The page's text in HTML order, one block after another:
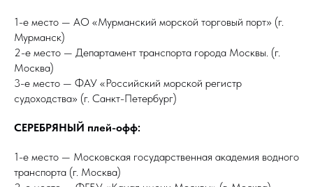
1-е место — АО «Мурманский морской торговый порт» (г.
Мурманск)
2-е место — Департамент транспорта города Москвы. (г.
Москва)
3-е место — ФАУ «Российский морской регистр
судоходства» (г. Санкт-Петербург)
СЕРЕБРЯНЫЙ плей-офф:
1-е место — Московская государственная академия водного
транспорта (г. Москва)